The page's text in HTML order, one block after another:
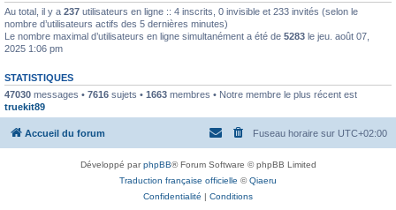
Au total, il y a 237 utilisateurs en ligne :: 4 inscrits, 0 invisible et 233 invités (selon le
nombre d’utilisateurs actifs des 5 dernières minutes)
Le nombre maximal d’utilisateurs en ligne simultanément a été de 5283 le jeu. août 07,
2025 1:06 pm
STATISTIQUES
47030 messages • 7616 sujets • 1663 membres • Notre membre le plus récent est
truekit89
Accueil du forum Fuseau horaire sur UTC+02:00
Développé parphpBB® Forum Software © phpBB Limited
Traduction française officielle ©Qiaeru
Confidentialité | Conditions